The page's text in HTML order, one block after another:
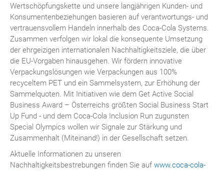
Wertschöpfungskette und unsere langjährigen Kunden- und
Konsumentenbeziehungen basieren auf verantwortungs- und
vertrauensvollem Handeln innerhalb des Coca-Cola Systems.
Zusammen verfolgen wir lokal die konsequente Umsetzung
der ehrgeizigen internationalen Nachhaltigkeitsziele, die über
die EU-Vorgaben hinausgehen. Wir fördern innovative
Verpackungslösungen wie Verpackungen aus 100%
recyceltem PET und ein Sammelsystem, zur Erhöhung der
Sammelquoten. Mit Initiativen wie dem Get Active Social
Business Award – Österreichs größten Social Business Start
Up Fund - und dem Coca-Cola Inclusion Run zugunsten
Special Olympics wollen wir Signale zur Stärkung und
Zusammenhalt (Miteinand!) in der Gesellschaft setzen.
Aktuelle Informationen zu unseren
Nachhaltigkeitsbestrebungen finden Sie auf www.coca-cola-